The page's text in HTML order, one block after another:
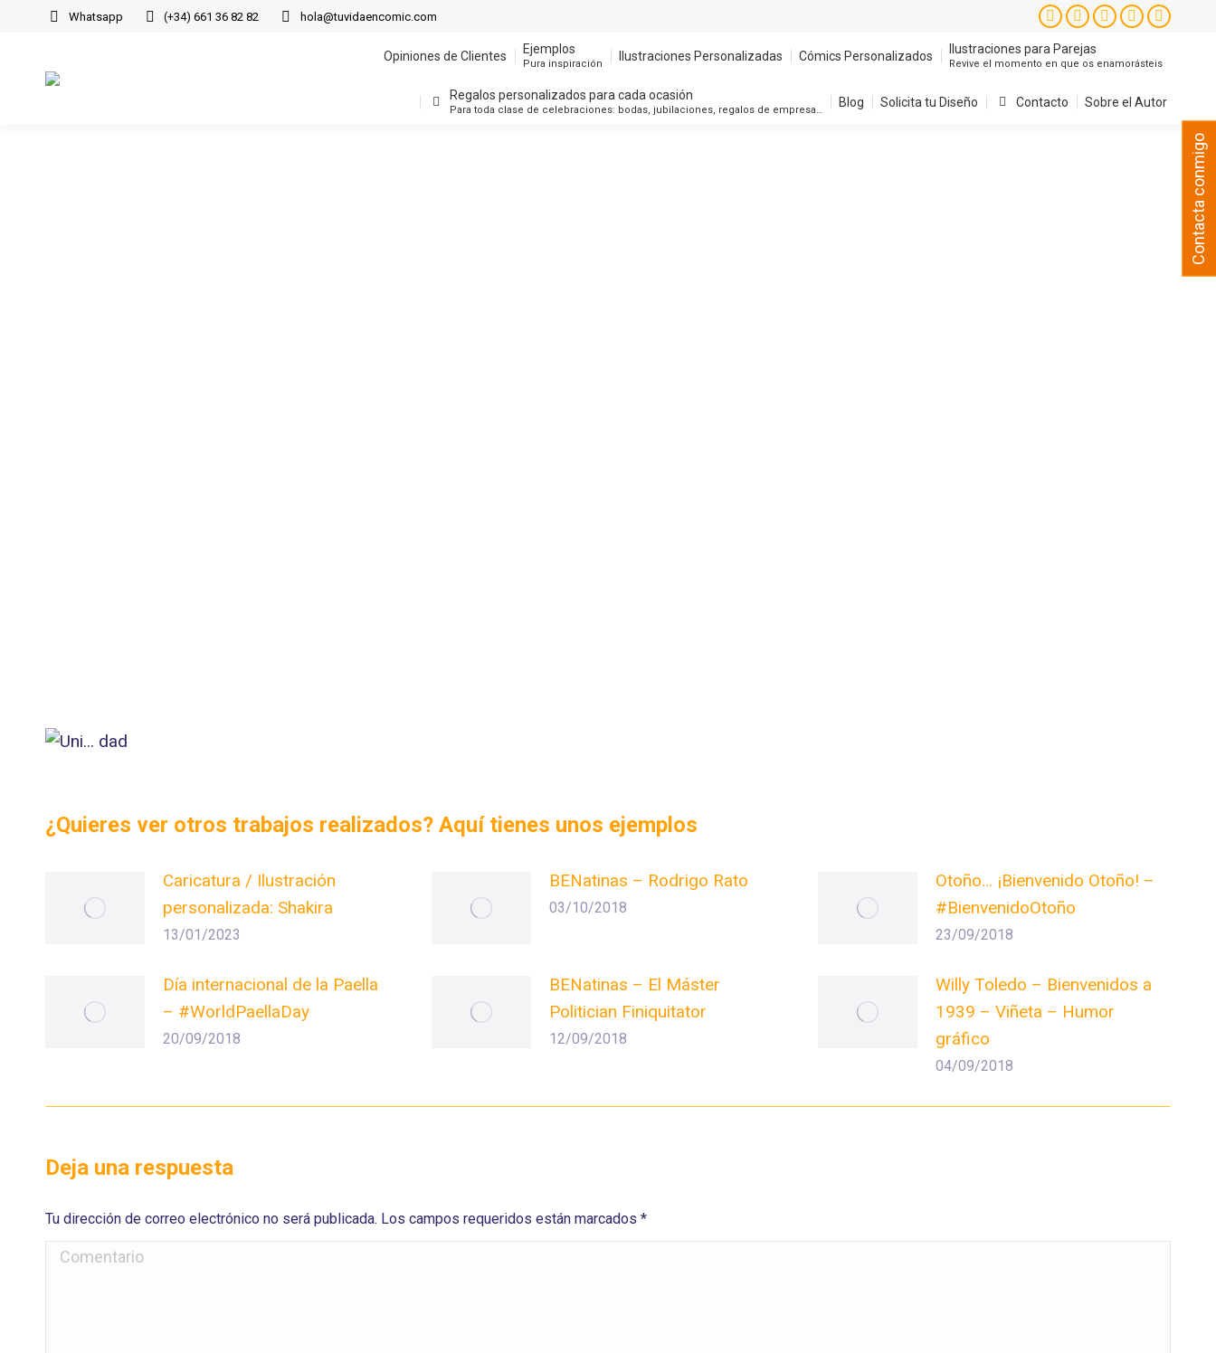
Whatsapp (+34) 661 36 82 82 hola@tuvidaencomic.com
Instagram
page
opens
in
Facebook
page
opens
in
X
opens
in
YouTube
opens
in
opens
in
new
window
Opiniones de Clientes Ejemplos
Pura inspiración
Ilustraciones Personalizadas Cómics Personalizados Ilustraciones para Parejas
Revive el momento en que os enamorásteis
Regalos personalizados para cada ocasión
Para toda clase de celebraciones: bodas, jubilaciones, regalos de empresa…
Blog Solicita tu Diseño Contacto Sobre el Autor
¿Quieres ver otros trabajos realizados? Aquí tienes unos ejemplos
Caricatura / Ilustración
personalizada: Shakira
13/01/2023
BENatinas – Rodrigo Rato
03/10/2018
Otoño… ¡Bienvenido Otoño! –
#BienvenidoOtoño
23/09/2018
Día internacional de la Paella
– #WorldPaellaDay
20/09/2018
BENatinas – El Máster
Politician Finiquitator
12/09/2018
Willy Toledo – Bienvenidos a
1939 – Viñeta – Humor
gráfico
04/09/2018
Deja una respuesta
Tu dirección de correo electrónico no será publicada. Los campos requeridos están marcados *
Comentario
Contacta conmigo